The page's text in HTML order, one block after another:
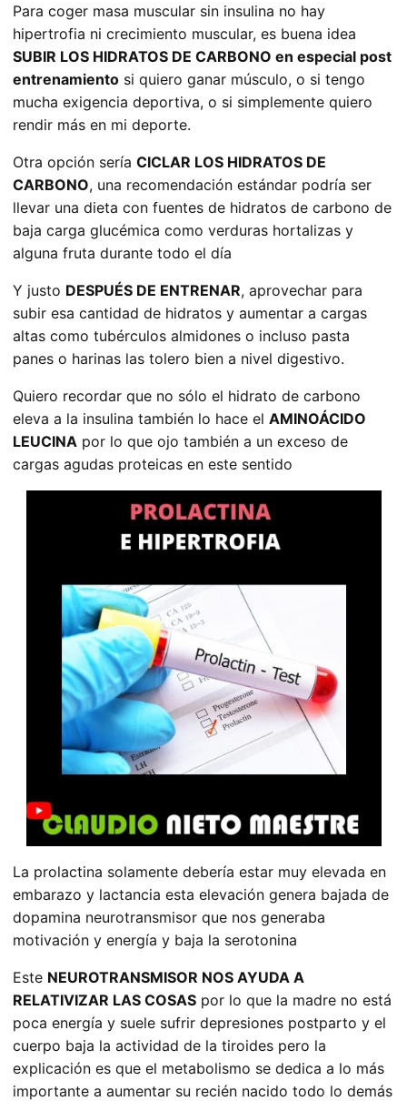
Para coger masa muscular sin insulina no hay
hipertrofia ni crecimiento muscular, es buena idea
SUBIR LOS HIDRATOS DE CARBONO en especial post
entrenamiento si quiero ganar músculo, o si tengo
mucha exigencia deportiva, o si simplemente quiero
rendir más en mi deporte.
Otra opción sería CICLAR LOS HIDRATOS DE
CARBONO, una recomendación estándar podría ser
llevar una dieta con fuentes de hidratos de carbono de
baja carga glucémica como verduras hortalizas y
alguna fruta durante todo el día
Y justo DESPUÉS DE ENTRENAR, aprovechar para
subir esa cantidad de hidratos y aumentar a cargas
altas como tubérculos almidones o incluso pasta
panes o harinas las tolero bien a nivel digestivo.
Quiero recordar que no sólo el hidrato de carbono
eleva a la insulina también lo hace el AMINOÁCIDO
LEUCINA por lo que ojo también a un exceso de
cargas agudas proteicas en este sentido
La prolactina solamente debería estar muy elevada en
embarazo y lactancia esta elevación genera bajada de
dopamina neurotransmisor que nos generaba
motivación y energía y baja la serotonina
Este NEUROTRANSMISOR NOS AYUDA A
RELATIVIZAR LAS COSAS por lo que la madre no está
poca energía y suele sufrir depresiones postparto y el
cuerpo baja la actividad de la tiroides pero la
explicación es que el metabolismo se dedica a lo más
importante a aumentar su recién nacido todo lo demás